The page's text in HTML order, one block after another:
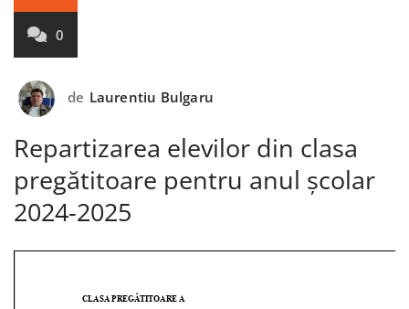
0
de Laurentiu Bulgaru
Repartizarea elevilor din clasa
pregătitoare pentru anul școlar
2024-2025